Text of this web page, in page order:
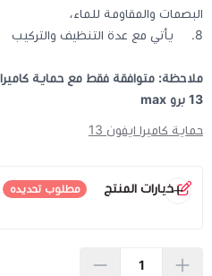
البصمات والمقاومة للماء،
8. يأتي مع عدة التنظيف والتركيب
13 برو max
حماية كاميرا ايفون 13
خيارات المنتج مطلوب تحديده